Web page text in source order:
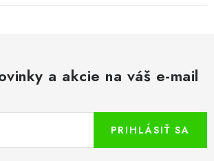
a akcie na váš e-mail
PRIHLÁSIŤ SA